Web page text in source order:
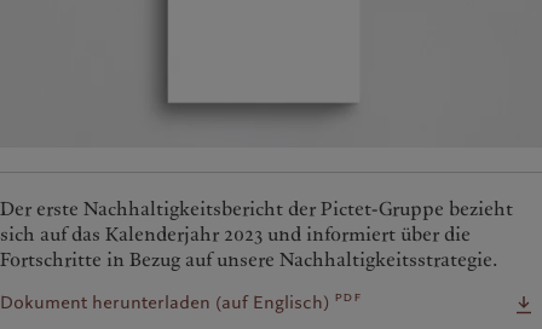
Der erste Nachhaltigkeitsbericht der Pictet-Gruppe bezieht
sich auf das Kalenderjahr 2023 und informiert über die
Fortschritte in Bezug auf unsere Nachhaltigkeitsstrategie.
Dokument herunterladen (auf Englisch) pdf